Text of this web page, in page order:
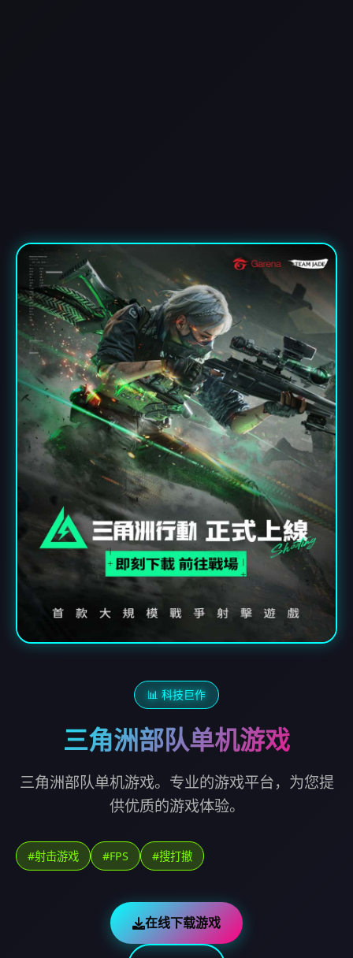
📊 科技巨作
三角洲部队单机游戏
三角洲部队单机游戏。专业的游戏平台，为您提
供优质的游戏体验。
#射击游戏 #FPS #搜打撤
在线下载游戏